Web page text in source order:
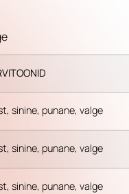
sinine, punane, valge
sinine, punane, valge
sinine, punane, valge